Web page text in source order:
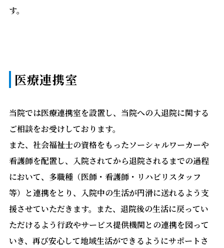
す。
医療連携室
当院では医療連携室を設置し、当院への入退院に関する
ご相談をお受けしております。
また、社会福祉士の資格をもったソーシャルワーカーや
看護師を配置し、入院されてから退院されるまでの過程
において、多職種（医師・看護師・リハビリスタッフ
等）と連携をとり、入院中の生活が円滑に送れるよう支
援させていただきます。また、退院後の生活に戻ってい
ただけるよう行政やサービス提供機関との連携を図って
いき、再び安心して地域生活ができるようにサポートさ